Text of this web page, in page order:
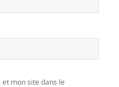
mon site dans le